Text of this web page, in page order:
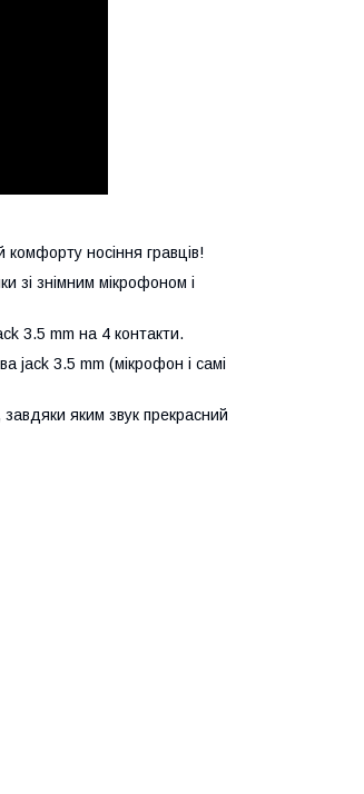
носіння гравців!
зі знімним мікрофоном і
3.5 mm на 4 контакти.
jack 3.5 mm (мікрофон і самі
яким звук прекрасний